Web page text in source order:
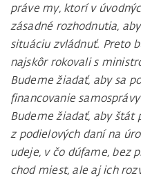
práve my, ktorí v
zásadné rozhodnutia,
situáciu zvládnuť. Preto
najskôr rokovali s
Budeme žiadať, aby sa
financovanie
Budeme žiadať, aby štát
z podielových daní na
udeje, v čo dúfame, bez
chod miest, ale aj ich